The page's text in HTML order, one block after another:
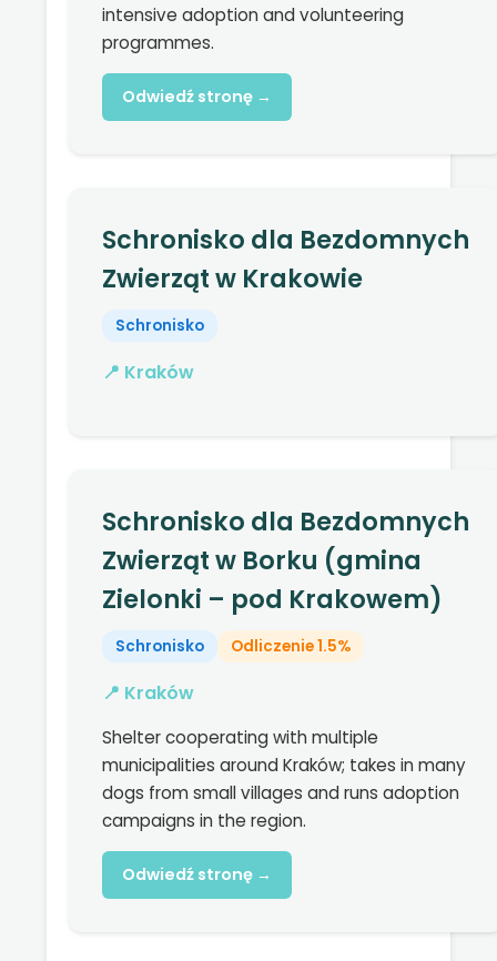
intensive adoption and volunteering
programmes.
Odwiedź stronę →
Schronisko dla Bezdomnych
Zwierząt w Krakowie
Schronisko
📍 Kraków
Schronisko dla Bezdomnych
Zwierząt w Borku (gmina
Zielonki – pod Krakowem)
Schronisko Odliczenie 1.5%
📍 Kraków
Shelter cooperating with multiple
municipalities around Kraków; takes in many
dogs from small villages and runs adoption
campaigns in the region.
Odwiedź stronę →